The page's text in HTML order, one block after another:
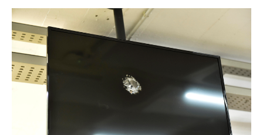
Se l'acusa d'un delicte d'abandonament del lloc de
l'accident i de causarlesions greus per imprudència.